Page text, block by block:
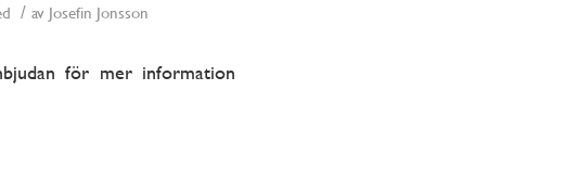
/ av Josefin Jonsson
för mer information